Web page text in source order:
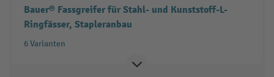
Bauer® Fassgreifer für Stahl- und Kunststoff-L-
Ringfässer, Stapleranbau
6 Varianten